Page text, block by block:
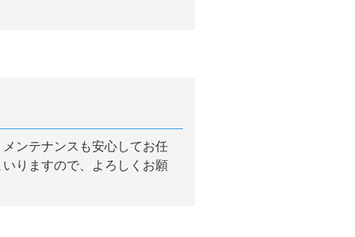
ンテナンスも安心してお任
りますので、よろしくお願